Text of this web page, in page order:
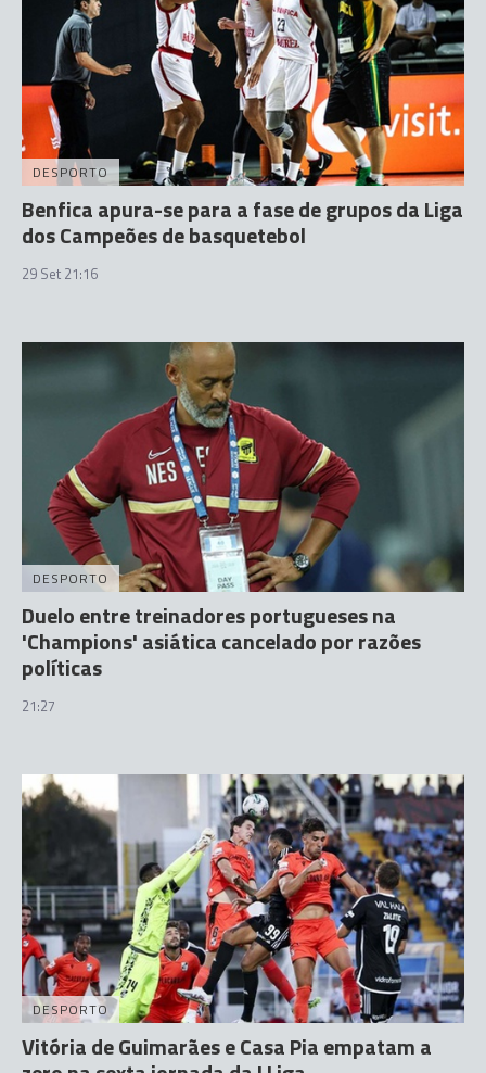
DESPORTO
Benfica apura-se para a fase de grupos da Liga
dos Campeões de basquetebol
29 Set 21:16
DESPORTO
Duelo entre treinadores portugueses na
'Champions' asiática cancelado por razões
políticas
21:27
DESPORTO
Vitória de Guimarães e Casa Pia empatam a